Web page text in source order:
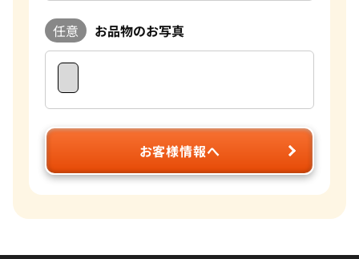
任意 お品物のお写真
お客様情報へ